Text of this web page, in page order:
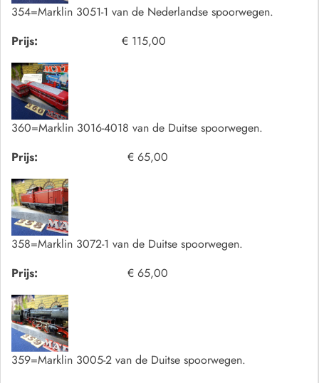
354=Marklin 3051-1 van de Nederlandse spoorwegen.
Prijs:
€ 115,00
360=Marklin 3016-4018 van de Duitse spoorwegen.
Prijs:
€ 65,00
358=Marklin 3072-1 van de Duitse spoorwegen.
Prijs:
€ 65,00
359=Marklin 3005-2 van de Duitse spoorwegen.